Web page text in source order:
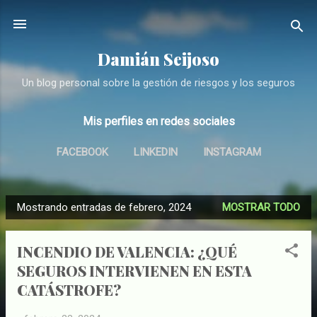
Ir al contenido principal
Damián Seijoso
Un blog personal sobre la gestión de riesgos y los seguros
Mis perfiles en redes sociales
FACEBOOK LINKEDIN INSTAGRAM
E
n
Mostrando entradas de febrero, 2024 MOSTRAR TODO
INCENDIO DE VALENCIA: ¿QUÉ
SEGUROS INTERVIENEN EN ESTA
CATÁSTROFE?